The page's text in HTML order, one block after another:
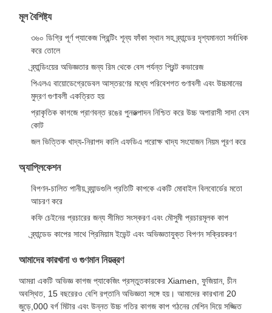
মূল বৈশিষ্ট্য
৩৬০ ডিগ্রি পূর্ণ প্যাকেজ প্রিন্টিং শূন্য ফাঁকা স্থান সহ ব্র্যান্ডের দৃশ্যমানতা সর্বাধিক
করে তোলে
ব্র্যান্ডিংয়ের অভিজ্ঞতার জন্য রিম থেকে বেস পর্যন্ত প্রিন্ট কভারেজ
পিএলএ বায়োডেগ্রেডেবল আস্তরণের মধ্যে পরিবেশগত গুণাবলী এবং উচ্চমানের
মুদ্রণ গুণাবলী একত্রিত হয়
প্রাকৃতিক কাগজে প্রাণবন্ত রঙের পুনরুত্পাদন নিশ্চিত করে উচ্চ অপারাসী সাদা বেস
কোট
জল ভিত্তিক খাদ্য-নিরাপদ কালি এফডিএ পরোক্ষ খাদ্য সংযোজন নিয়ম পূরণ করে
অ্যাপ্লিকেশন
বিপণন-চালিত পানীয় ব্র্যান্ডগুলি প্রতিটি কাপকে একটি মোবাইল বিলবোর্ডের মতো
আচরণ করে
কফি চেইনের প্রচারের জন্য সীমিত সংস্করণ এবং মৌসুমী প্রচারমূলক কাপ
ব্র্যান্ডেড কাপের সাথে প্রিমিয়াম ইভেন্ট এবং অভিজ্ঞতাযুক্ত বিপণন সক্রিয়করণ
আমাদের কারখানা ও গুণমান নিয়ন্ত্রণ
আমরা একটি অভিজ্ঞ কাগজ প্যাকেজিং প্রস্তুতকারকের Xiamen, ফুজিয়ান, চীন
অবস্থিত, 15 বছরেরও বেশি রপ্তানি অভিজ্ঞতা সঙ্গে হয়। আমাদের কারখানা 20
জুড়ে,000 বর্গ মিটার এবং উন্নত উচ্চ গতির কাগজ কাপ গঠনের মেশিন দিয়ে সজ্জিত